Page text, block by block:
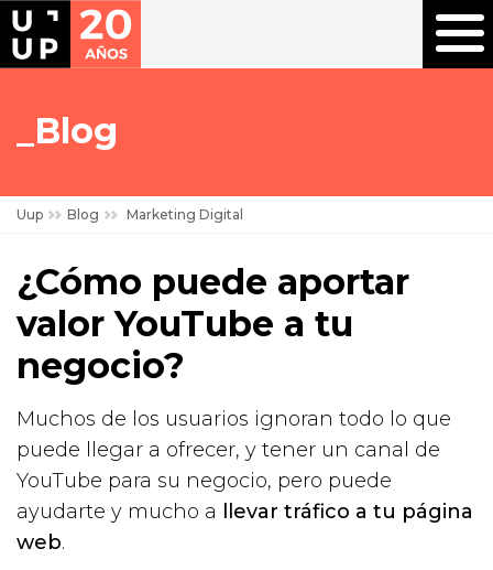
Blog
Uup Blog Marketing Digital
¿Cómo puede aportar
valor YouTube a tu
negocio?
Muchos de los usuarios ignoran todo lo que
puede llegar a ofrecer, y tener un canal de
YouTube para su negocio, pero puede
ayudarte y mucho a
llevar tráfico a tu página
web.